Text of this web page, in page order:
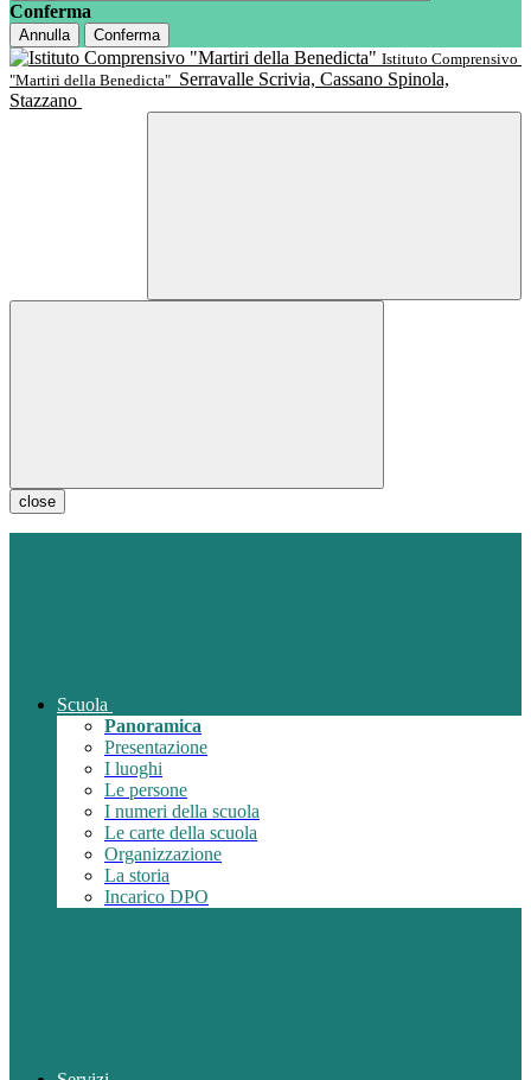
Conferma
Annulla
Conferma
Istituto Comprensivo
"Martiri della Benedicta" Serravalle Scrivia, Cassano Spinola,
Stazzano
close
Scuola
Panoramica
Presentazione
I luoghi
Le persone
I numeri della scuola
Le carte della scuola
Organizzazione
La storia
Incarico DPO